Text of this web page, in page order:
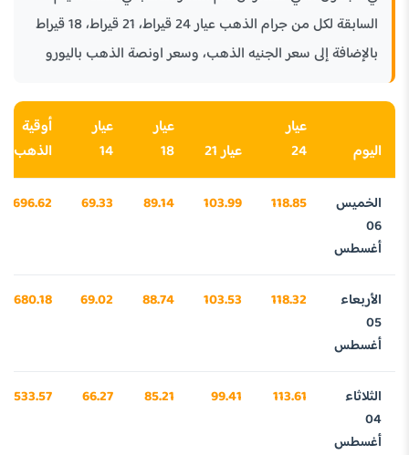
السابقة لكل من جرام الذهب عيار 24 قيراط، 21 قيراط، 18 قيراط
بالإضافة إلى سعر الجنيه الذهب، وسعر اونصة الذهب باليورو
اليوم
عيار
24
عيار 21
عيار
18
عيار
14
أوقية
الذهب
الخميس
06
أغسطس
118.85
103.99
89.14
69.33
3696.62
الأربعاء
05
أغسطس
118.32
103.53
88.74
69.02
3680.18
الثلاثاء
04
أغسطس
113.61
99.41
85.21
66.27
3533.57